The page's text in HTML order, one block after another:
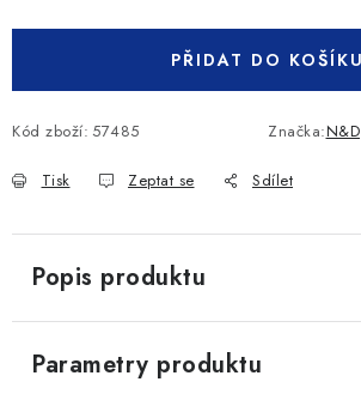
PŘIDAT DO KOŠÍKU
Kód zboží: 57485 Značka:N&D
Tisk Zeptat se Sdílet
Popis produktu
Parametry produktu